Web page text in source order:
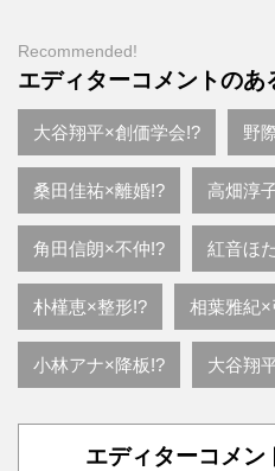
Recommended!
エディターコメントのあ
大谷翔平×創価学会!? 野
桑田佳祐×離婚!? 高畑淳
角田信朗×不仲!? 紅音ほ
朴槿恵×整形!? 相葉雅紀×
小林アナ×降板!? 大谷翔
エディターコメン